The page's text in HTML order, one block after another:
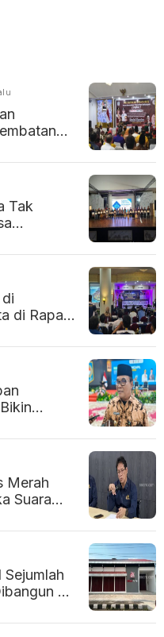
Tak
di Rapat
Merah
Suara
Sejumlah
di